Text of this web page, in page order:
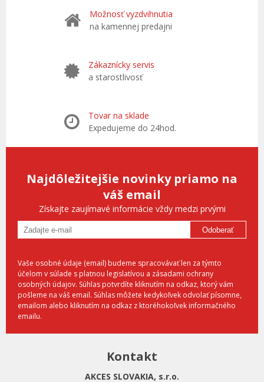
Možnosť vyzdvihnutia
na kamennej predajni
Zákaznícky servis
a starostlivosť
Tovar na sklade
Expedujeme do 24hod.
Najdôležitejšie novinky priamo na
váš email
Získajte zaujímavé informácie vždy medzi prvými
Odoberať
Vaše osobné údaje (email) budeme spracovávať len za týmto
účelom v súlade s platnou legislatívou a zásadami ochrany
osobných údajov. Súhlas potvrdíte kliknutím na odkaz, ktorý vám
pošleme na váš email. Súhlas môžete kedykoľvek odvolať písomne,
emailom alebo kliknutím na odkaz z ktoréhokoľvek informačného
emailu.
Kontakt
AKCES SLOVAKIA, s.r.o.